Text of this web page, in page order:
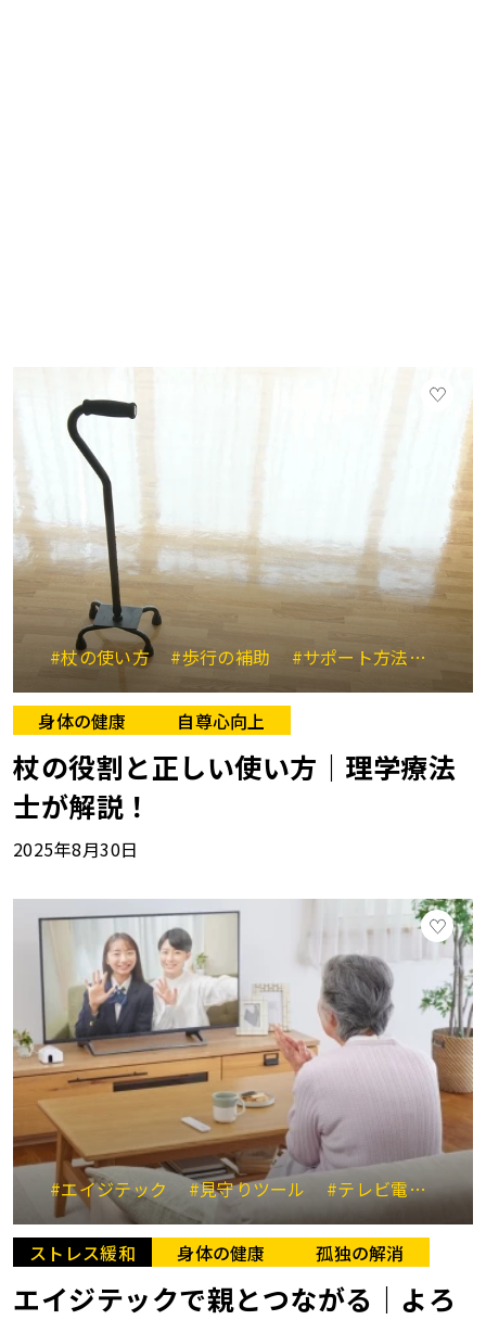
#杖の使い方 #歩行の補助 #サポート方法
身体の健康 自尊心向上
杖の役割と正しい使い方｜理学療法
士が解説！
2025年8月30日
#エイジテック #見守りツール #テレビ電話 #高
ストレス緩和 身体の健康 孤独の解消
エイジテックで親とつながる｜よろ